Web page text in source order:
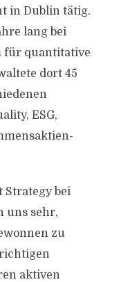
in Dublin tätig.
lang bei
für quantitative
dort 45
ESG,
Strategy bei
uns sehr,
zu
aktiven